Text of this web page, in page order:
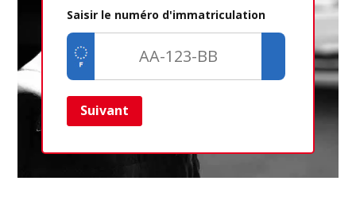
Saisir le numéro d'immatriculation
Suivant